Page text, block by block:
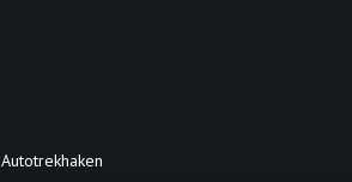
Autotrekhaken